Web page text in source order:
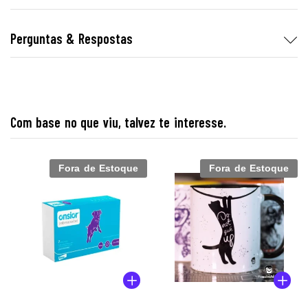
Perguntas & Respostas
Com base no que viu, talvez te interesse.
Fora de Estoque Fora de Estoque